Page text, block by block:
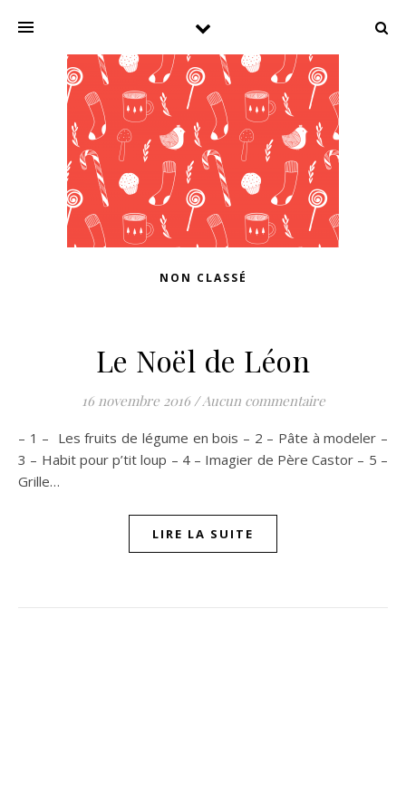
NON CLASSÉ
Le Noël de Léon
16 novembre 2016 /Aucun commentaire
– 1 – Les fruits de légume en bois – 2 – Pâte à modeler –
3 – Habit pour p’tit loup – 4 – Imagier de Père Castor – 5 –
Grille…
LIRE LA SUITE